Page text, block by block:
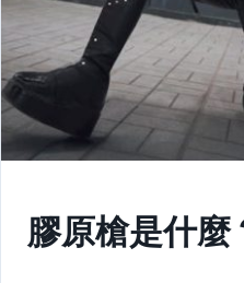
膠原槍是什麼